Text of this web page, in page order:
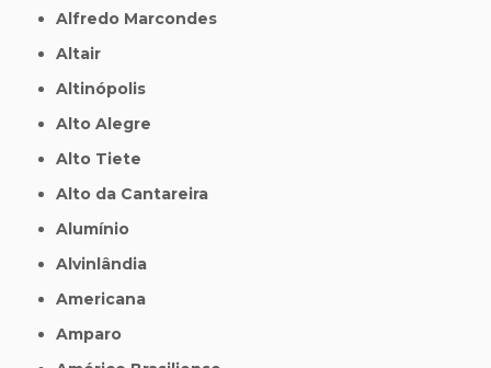
Alfredo Marcondes
Altair
Altinópolis
Alto Alegre
Alto Tiete
Alto da Cantareira
Alumínio
Alvinlândia
Americana
Amparo